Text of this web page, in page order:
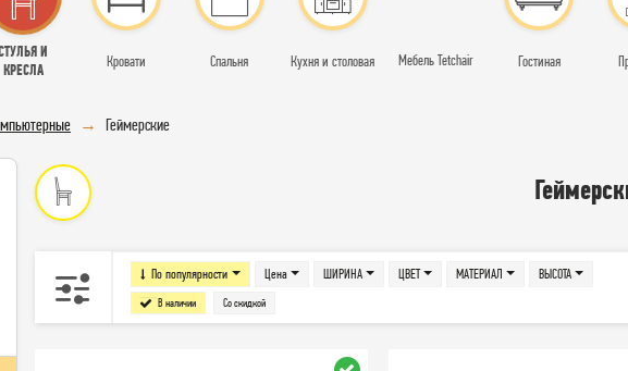
И
КРЕСЛА
Кровати Спальня Кухня и столовая Мебель Tetchair Гостиная
Геймерские
По популярности Цена
В наличии Со скидкой
ШИРИНА ЦВЕТ МАТЕРИАЛ ВЫСОТА